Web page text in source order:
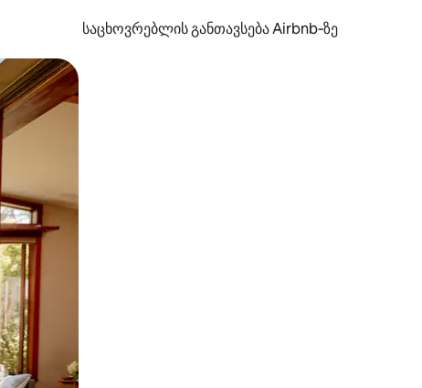
საცხოვრებლის განთავსება Airbnb‑ზე
შეხებისა თუ თითის გასმის ჟესტები.